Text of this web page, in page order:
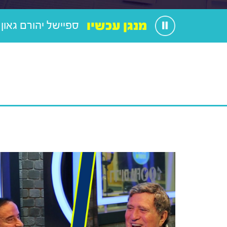
מנגן עכשיו ספיישל יהורם גאון